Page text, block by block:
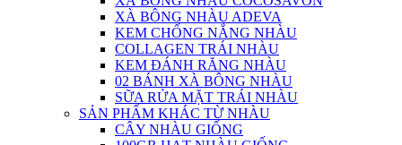
XÀ BÔNG NHÀU ADEVA
KEM CHỐNG NẮNG NHÀU
COLLAGEN TRÁI NHÀU
KEM ĐÁNH RĂNG NHÀU
02 BÁNH XÀ BÔNG NHÀU
SỮA RỬA MẶT TRÁI NHÀU
SẢN PHẨM KHÁC TỪ NHÀU
CÂY NHÀU GIỐNG